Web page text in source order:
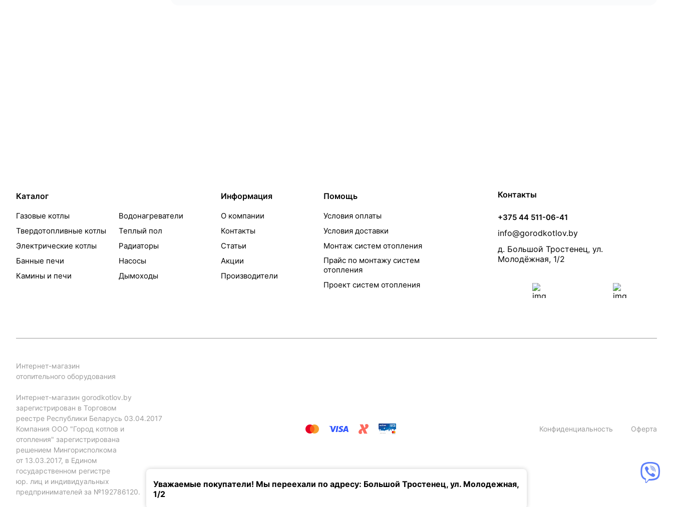
Каталог
Газовые котлы
Твердотопливные котлы
Электрические котлы
Банные печи
Камины и печи
Водонагреватели
Теплый пол
Радиаторы
Насосы
Дымоходы
Информация
О компании
Контакты
Статьи
Акции
Производители
Помощь
Условия оплаты
Условия доставки
Монтаж систем отопления
Прайс по монтажу систем
отопления
Проект систем отопления
Контакты
+375 44 511-06-41
info@gorodkotlov.by
д. Большой Тростенец, ул.
Молодёжная, 1/2
Интернет-магазин
отопительного оборудования
Интернет-магазин gorodkotlov.by
зарегистрирован в Торговом
реестре Республики Беларусь 03.04.2017
Компания ООО "Город котлов и
отопления" зарегистрирована
решением Мингорисполкома
от 13.03.2017, в Едином
государственном регистре
юр. лиц и индивидуальных
предпринимателей за №192786120.
Конфиденциальность Оферта
Уважаемые покупатели! Мы переехали по адресу: Большой Тростенец, ул. Молодежная,
1/2